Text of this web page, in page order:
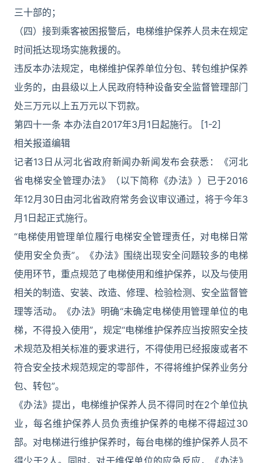
三十部的；
（四）接到乘客被困报警后，电梯维护保养人员未在规定
时间抵达现场实施救援的。
违反本办法规定，电梯维护保养单位分包、转包维护保养
业务的，由县级以上人民政府特种设备安全监督管理部门
处三万元以上五万元以下罚款。
第四十一条 本办法自2017年3月1日起施行。 [1-2]
相关报道编辑
记者13日从河北省政府新闻办新闻发布会获悉：《河北
省电梯安全管理办法》（以下简称《办法》）已于2016
年12月30日由河北省政府常务会议审议通过，将于今年3
月1日起正式施行。
“电梯使用管理单位履行电梯安全管理责任，对电梯日常
使用安全负责”。《办法》围绕出现安全问题较多的电梯
使用环节，重点规范了电梯使用和维护保养，以及与使用
相关的制造、安装、改造、修理、检验检测、安全监督管
理等活动。《办法》明确“未确定电梯使用管理单位的电
梯，不得投入使用”，规定“电梯维护保养应当按照安全技
术规范及相关标准的要求进行，不得使用已经报废或者不
符合安全技术规范规定的零部件，不得将维护保养业务分
包、转包”。
《办法》提出，电梯维护保养人员不得同时在2个单位执
业，每名维护保养人员负责维护保养的电梯不得超过30
部。对电梯进行维护保养时，每台电梯的维护保养人员不
得少于2人。同时，对于维保单位的应急反应，《办法》